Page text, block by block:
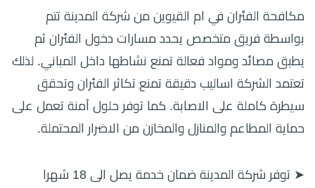
مكافحة الفئران في ام القيوين من شركة المدينة تتم
بواسطة فريق متخصص يحدد مسارات دخول الفئران ثم
يطبق مصائد ومواد فعالة تمنع نشاطها داخل المباني. لذلك
تعتمد الشركة اساليب دقيقة تمنع تكاثر الفئران وتحقق
سيطرة كاملة على الاصابة. كما توفر حلول آمنة تعمل على
حماية المطاعم والمنازل والمخازن من الاضرار المحتملة.
➤ توفر شركة المدينة ضمان خدمة يصل الى 18 شهرا